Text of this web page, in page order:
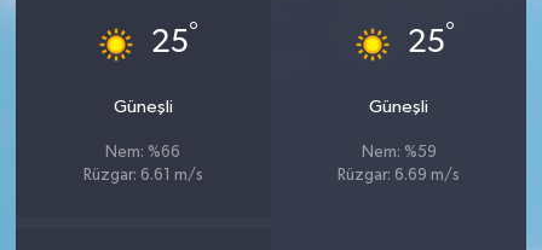
25°
Güneşli
Nem: %66
Rüzgar: 6.61 m/s
25°
Güneşli
Nem: %59
Rüzgar: 6.69 m/s